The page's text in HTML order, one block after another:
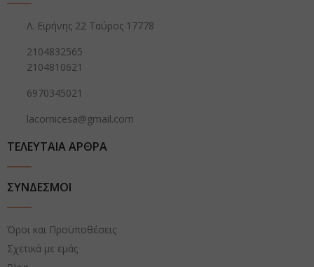
Λ. Ειρήνης 22 Ταύρος 17778
2104832565
2104810621
6970345021
lacornicesa@gmail.com
ΤΕΛΕΥΤΑΙΑ ΑΡΘΡΑ
ΣΥΝΔΕΣΜΟΙ
Όροι και Προϋποθέσεις
Σχετικά με εμάς